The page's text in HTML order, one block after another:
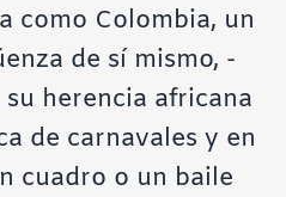
como Colombia, un
de sí mismo, -
herencia africana
de carnavales y en
cuadro o un baile